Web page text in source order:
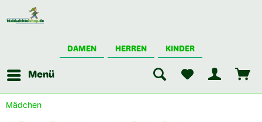
DAMEN HERREN KINDER
Menü
Mädchen